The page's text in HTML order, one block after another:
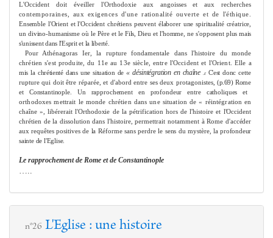
L'Occident doit éveiller l'Orthodoxie aux angoisses et aux recherches
contemporaines, aux exigences d'une rationalité ouverte et de l'éthique.
Ensemble l'Orient et l'Occident chrétiens peuvent élaborer une spiritualité créa­trice,
un divino-humanismeoù le Père et le Fils, Dieu et l'homme , ne s'opposentplus mais
s'unissent dans l'Esprit et la liberté.
Pour Athénagoras Ier, la rupture fondamentale dans l'histoire du monde
chrétien s'est produite, du 11e au 13e siècle, entre l'Occident et l'Orient. Elle a
mis la chrétienté dans une situation de« désintégration en chaîne .r. C'est donccette
rupture qui doit être réparée, et d'abord entre ses deux protagonistes,(p.69) Rome
et Constantinople. Un rapprochement en profondeur entre catholiques et
orthodoxesmettrait le monde chrétien dans une situation de « réintégrationen
chaîne », libérerait l'Orthodoxie de la pétrification hors de l'histoire et l'Occi­dent
chrétien de la dissolution dans l'histoire, permettrait notamment à Rome d'accéder
aux requêtes positives de la Réformesans perdre le sens du mystère,la profondeur
sainte de l'Eglise.
Le rapprochement de Rome et de Constantinople
n°26 L'Eglise : une histoire